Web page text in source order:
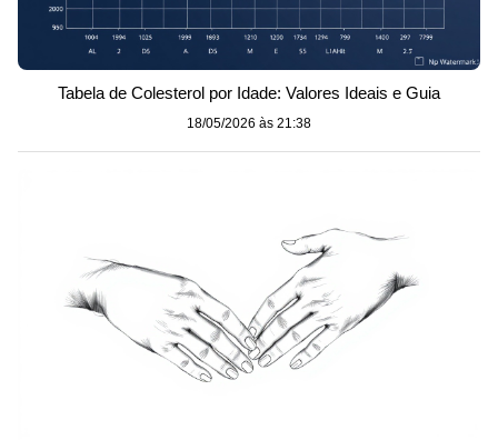
Tabela de Colesterol por Idade: Valores Ideais e Guia
18/05/2026 às 21:38